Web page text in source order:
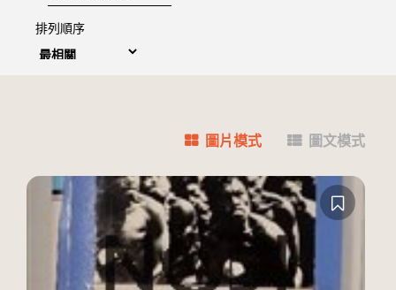
排列順序
圖片模式 圖文模式